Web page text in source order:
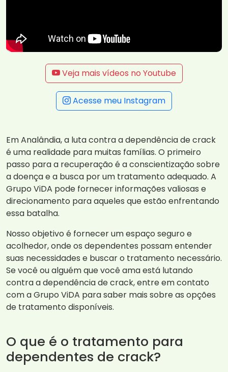
Veja mais vídeos no Youtube
Acesse meu Instagram
Em Analândia, a luta contra a dependência de crack
é uma realidade para muitas famílias. O primeiro
passo para a recuperação é a conscientização sobre
a doença e a busca por um tratamento adequado. A
Grupo ViDA pode fornecer informações valiosas e
direcionamento para aqueles que estão enfrentando
essa batalha.
Nosso objetivo é fornecer um espaço seguro e
acolhedor, onde os dependentes possam entender
suas necessidades e buscar o tratamento necessário.
Se você ou alguém que você ama está lutando
contra a dependência de crack, entre em contato
com a Grupo ViDA para saber mais sobre as opções
de tratamento disponíveis.
O que é o tratamento para
dependentes de crack?